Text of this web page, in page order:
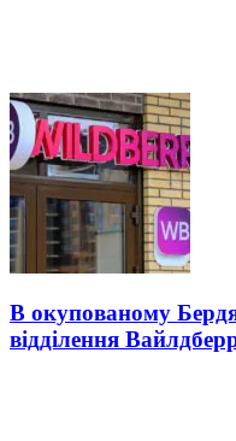
В окупованому
відділення